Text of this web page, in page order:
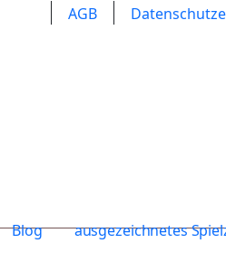
AGB
Blog ausgezeichnetes